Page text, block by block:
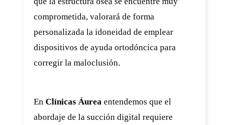
comprometida, valorará de forma
personalizada la idoneidad de emplear
dispositivos de ayuda ortodóncica para
corregir la maloclusión.
En Clínicas Áurea entendemos que el
abordaje de la succión digital requiere